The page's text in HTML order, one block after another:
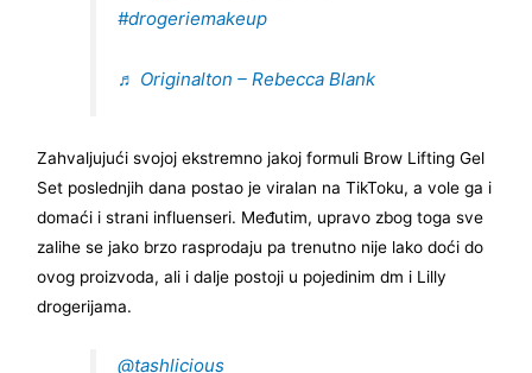
#drogeriemakeup
♬ Originalton – Rebecca Blank
Zahvaljujući svojoj ekstremno jakoj formuli Brow Lifting Gel
Set poslednjih dana postao je viralan na TikToku, a vole ga i
domaći i strani influenseri. Međutim, upravo zbog toga sve
zalihe se jako brzo rasprodaju pa trenutno nije lako doći do
ovog proizvoda, ali i dalje postoji u pojedinim dm i Lilly
drogerijama.
@tashlicious